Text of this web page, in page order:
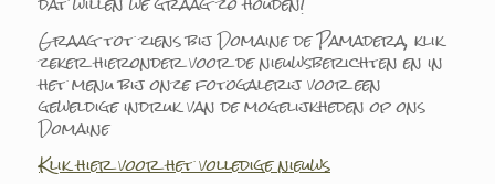
Graag tot ziens bij Domaine de Pamadera, klik
zeker hieronder voor de nieuwsberichten en in
het menu bij onze fotogalerij voor een
geweldige indruk van de mogelijkheden op ons
Domaine
Klik hier voor het volledige nieuws